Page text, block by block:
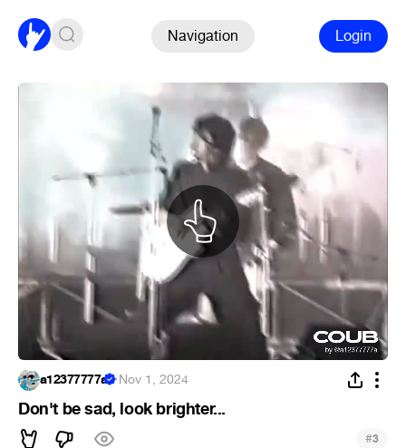
Navigation Login
a12377777a ·Nov 1, 2024
Don't be sad, look brighter...
#3